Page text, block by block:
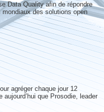
Data Quality afin de répondre
des solutions open
agréger chaque jour 12
que Prosodie, leader